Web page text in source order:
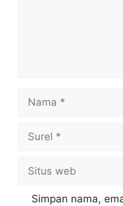
Nama
Surel
Situs
web
Simpan nama,